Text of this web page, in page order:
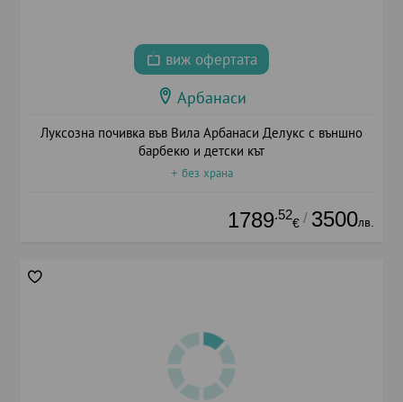
виж офертата
Арбанаси
Луксозна почивка във Вила Арбанаси Делукс с външно
барбекю и детски кът
+ без храна
1789.52
€ / 3500лв.